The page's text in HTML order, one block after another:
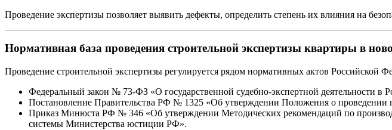
Проведение экспертизы позволяет выявить дефекты, определить степень их влияния на
Нормативная база проведения строительной экспертизы квартиры в
Проведение строительной экспертизы регулируется рядом нормативных актов Российской
Федеральный закон № 73-ФЗ «О государственной судебно-экспертной деятельности в
Постановление Правительства РФ № 1325 «Об утверждении Положения о проведении
Приказ Минюста РФ № 346 «Об утверждении Методических рекомендаций по
системы Министерства юстиции РФ».